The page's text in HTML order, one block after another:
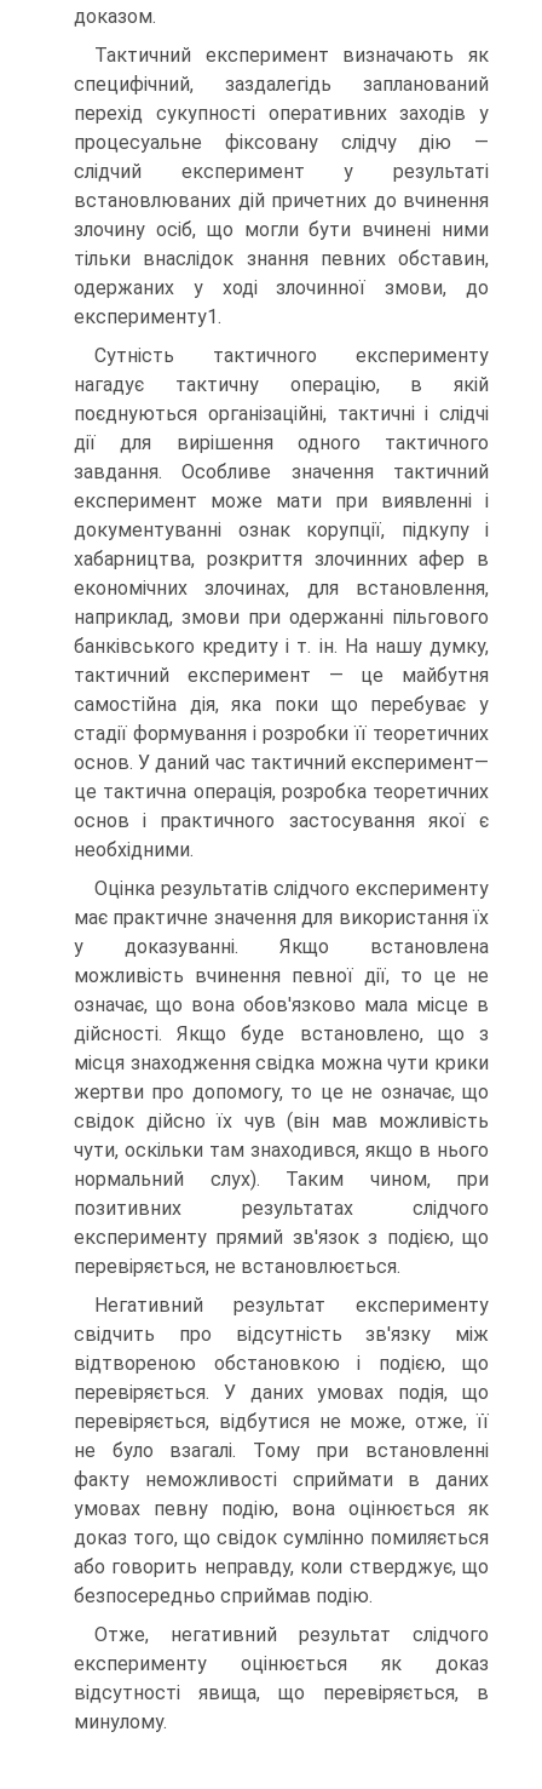
доказом.
Тактичний експеримент визначають як
специфічний, заздалегідь запланований
перехід сукупності оперативних заходів у
процесуальне фіксовану слідчу дію —
слідчий експеримент у результаті
встановлюваних дій причетних до вчинення
злочину осіб, що могли бути вчинені ними
тільки внаслідок знання певних обставин,
одержаних у ході злочинної змови, до
експерименту1.
Сутність тактичного експерименту
нагадує тактичну операцію, в якій
поєднуються організаційні, тактичні і слідчі
дії для вирішення одного тактичного
завдання. Особливе значення тактичний
експеримент може мати при виявленні і
документуванні ознак корупції, підкупу і
хабарництва, розкриття злочинних афер в
економічних злочинах, для встановлення,
наприклад, змови при одержанні пільгового
банківського кредиту і т. ін. На нашу думку,
тактичний експеримент — це майбутня
самостійна дія, яка поки що перебуває у
стадії формування і розробки її теоретичних
основ. У даний час тактичний експеримент—
це тактична операція, розробка теоретичних
основ і практичного застосування якої є
необхідними.
Оцінка результатів слідчого експерименту
має практичне значення для використання їх
у доказуванні. Якщо встановлена
можливість вчинення певної дії, то це не
означає, що вона обов'язково мала місце в
дійсності. Якщо буде встановлено, що з
місця знаходження свідка можна чути крики
жертви про допомогу, то це не означає, що
свідок дійсно їх чув (він мав можливість
чути, оскільки там знаходився, якщо в нього
нормальний слух). Таким чином, при
позитивних результатах слідчого
експерименту прямий зв'язок з подією, що
перевіряється, не встановлюється.
Негативний результат експерименту
свідчить про відсутність зв'язку між
відтвореною обстановкою і подією, що
перевіряється. У даних умовах подія, що
перевіряється, відбутися не може, отже, її
не було взагалі. Тому при встановленні
факту неможливості сприймати в даних
умовах певну подію, вона оцінюється як
доказ того, що свідок сумлінно помиляється
або говорить неправду, коли стверджує, що
безпосередньо сприймав подію.
Отже, негативний результат слідчого
експерименту оцінюється як доказ
відсутності явища, що перевіряється, в
минулому.